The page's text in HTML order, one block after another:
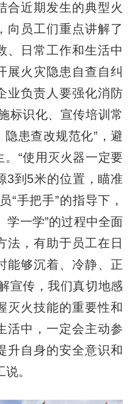
近期发生的典型火
向员工们重点讲解了
、日常工作和生活中
展火灾隐患自查自纠
业负责人要强化消防
标识化、宣传培训常
患查改规范化”，避
“使用灭火器一定要
3到5米的位置，瞄准
“手把手”的指导下，
学一学”的过程中全面
法，有助于员工在日
能够沉着、冷静、正
宣传，我们真切地感
灭火技能的重要性和
活中，一定会主动参
升自身的安全意识和
。